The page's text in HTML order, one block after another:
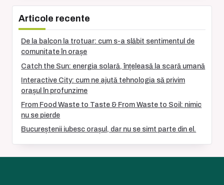
Articole recente
De la balcon la trotuar: cum s-a slăbit sentimentul de
comunitate în orașe
Catch the Sun: energia solară, înțeleasă la scară umană
Interactive City: cum ne ajută tehnologia să privim
orașul în profunzime
From Food Waste to Taste & From Waste to Soil: nimic
nu se pierde
Bucureștenii iubesc orașul, dar nu se simt parte din el.